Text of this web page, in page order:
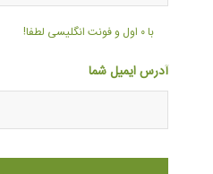
با ۰ اول و فونت انگلیسی لطفا!
آدرس ایمیل شما